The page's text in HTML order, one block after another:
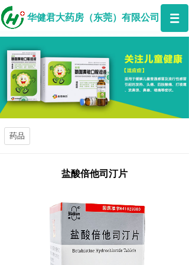
药品
盐酸倍他司汀片
华健君大药房（东莞）有限公司